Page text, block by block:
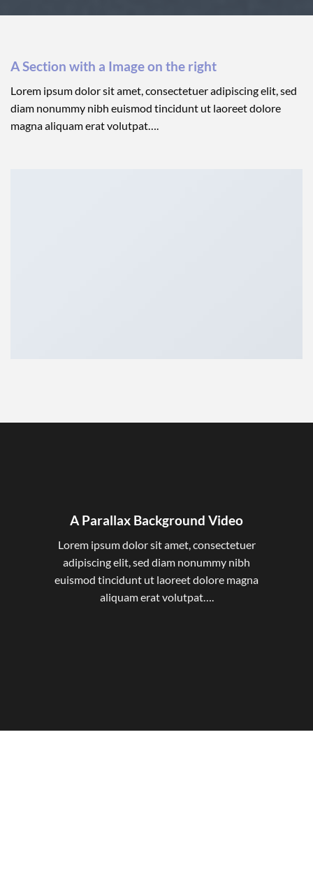
A Section with a Image on the right
Lorem ipsum dolor sit amet, consectetuer adipiscing elit, sed
diam nonummy nibh euismod tincidunt ut laoreet dolore
magna aliquam erat volutpat….
A Parallax Background Video
Lorem ipsum dolor sit amet, consectetuer
adipiscing elit, sed diam nonummy nibh
euismod tincidunt ut laoreet dolore magna
aliquam erat volutpat….